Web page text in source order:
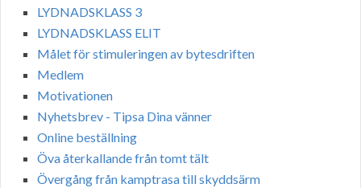
LYDNADSKLASS 3
LYDNADSKLASS ELIT
Målet för stimuleringen av bytesdriften
Medlem
Motivationen
Nyhetsbrev - Tipsa Dina vänner
Online beställning
Öva återkallande från tomt tält
Övergång från kamptrasa till skyddsärm